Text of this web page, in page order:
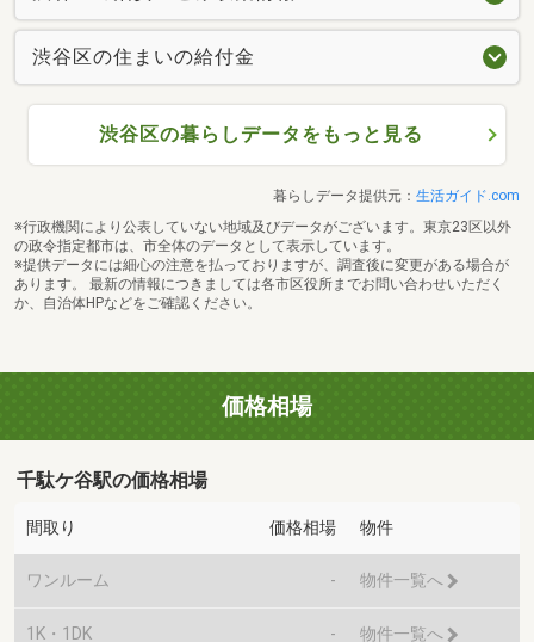
渋谷区の住まいの給付金
渋谷区の暮らしデータをもっと見る
暮らしデータ提供元： 生活ガイド.com
※行政機関により公表していない地域及びデータがございます。東京23区以外
の政令指定都市は、市全体のデータとして表示しています。
※提供データには細心の注意を払っておりますが、調査後に変更がある場合が
あります。 最新の情報につきましては各市区役所までお問い合わせいただく
か、自治体HPなどをご確認ください。
価格相場
千駄ケ谷駅の価格相場
間取り 価格相場 物件
ワンルーム - 物件一覧へ
1K・1DK - 物件一覧へ